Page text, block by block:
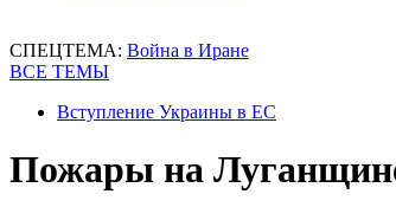
СПЕЦТЕМА: Война в Иране
ВСЕ ТЕМЫ
Вступление Украины в ЕС
Пожары на